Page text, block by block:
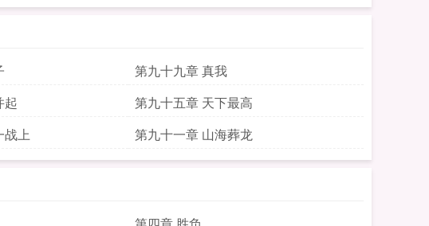
第九十九章 真我
起
第九十五章 天下最高
战上 第九十一章 山海葬龙